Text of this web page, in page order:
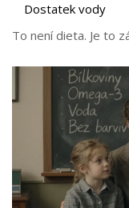
Dostatek vody
To není dieta. Je to